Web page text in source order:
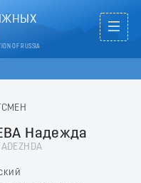
OF RUSSIA
Надежда